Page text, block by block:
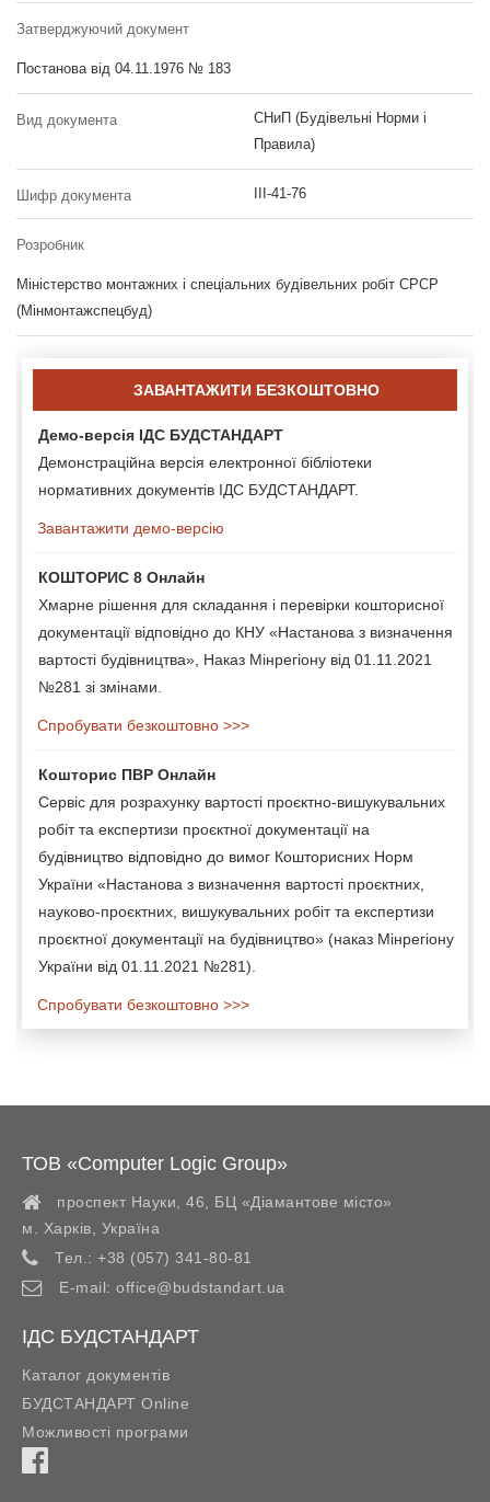
Затверджуючий документ
Постанова від 04.11.1976 № 183
Вид документа
СНиП (Будівельні Норми і
Правила)
Шифр документа III-41-76
Розробник
Міністерство монтажних і спеціальних будівельних робіт СРСР
(Мінмонтажспецбуд)
ЗАВАНТАЖИТИ БЕЗКОШТОВНО
Демо-версія ІДС БУДСТАНДАРТ
Демонстраційна версія електронної бібліотеки
нормативних документів ІДС БУДСТАНДАРТ.
Завантажити демо-версію
КОШТОРИС 8 Онлайн
Хмарне рішення для складання і перевірки кошторисної
документації відповідно до КНУ «Настанова з визначення
вартості будівництва», Наказ Мінрегіону від 01.11.2021
№281 зі змінами.
Спробувати безкоштовно >>>
Кошторис ПВР Онлайн
Сервіс для розрахунку вартості проєктно-вишукувальних
робіт та експертизи проєктної документації на
будівництво відповідно до вимог Кошторисних Норм
України «Настанова з визначення вартості проєктних,
науково-проєктних, вишукувальних робіт та експертизи
проєктної документації на будівництво» (наказ Мінрегіону
України від 01.11.2021 №281).
Спробувати безкоштовно >>>
ТОВ «Computer Logic Group»
проспект Науки, 46, БЦ «Діамантове місто»
м. Харків
Україна
Тел.: +38 (057) 341-80-81
E-mail: office@budstandart.ua
ІДС БУДСТАНДАРТ
Каталог документів
БУДСТАНДАРТ Online
Можливості програми